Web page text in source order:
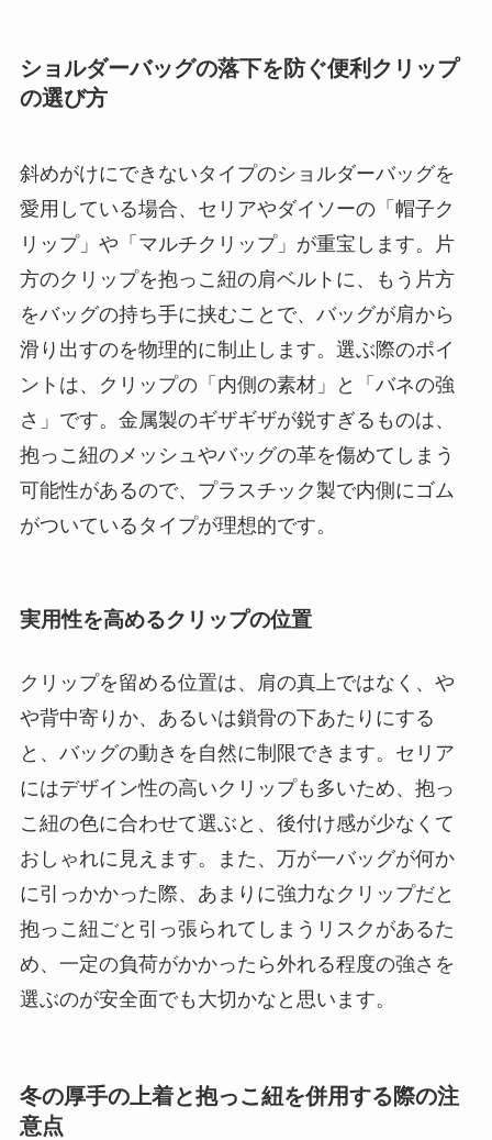
ショルダーバッグの落下を防ぐ便利クリップ
の選び方
斜めがけにできないタイプのショルダーバッグを
愛用している場合、セリアやダイソーの「帽子ク
リップ」や「マルチクリップ」が重宝します。片
方のクリップを抱っこ紐の肩ベルトに、もう片方
をバッグの持ち手に挟むことで、バッグが肩から
滑り出すのを物理的に制止します。選ぶ際のポイ
ントは、クリップの「内側の素材」と「バネの強
さ」です。金属製のギザギザが鋭すぎるものは、
抱っこ紐のメッシュやバッグの革を傷めてしまう
可能性があるので、プラスチック製で内側にゴム
がついているタイプが理想的です。
実用性を高めるクリップの位置
クリップを留める位置は、肩の真上ではなく、や
や背中寄りか、あるいは鎖骨の下あたりにする
と、バッグの動きを自然に制限できます。セリア
にはデザイン性の高いクリップも多いため、抱っ
こ紐の色に合わせて選ぶと、後付け感が少なくて
おしゃれに見えます。また、万が一バッグが何か
に引っかかった際、あまりに強力なクリップだと
抱っこ紐ごと引っ張られてしまうリスクがあるた
め、一定の負荷がかかったら外れる程度の強さを
選ぶのが安全面でも大切かなと思います。
冬の厚手の上着と抱っこ紐を併用する際の注
意点